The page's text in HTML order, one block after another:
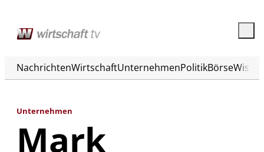
NachrichtenWirtschaftUnternehmenPolitikBörse
Unternehmen
Mark